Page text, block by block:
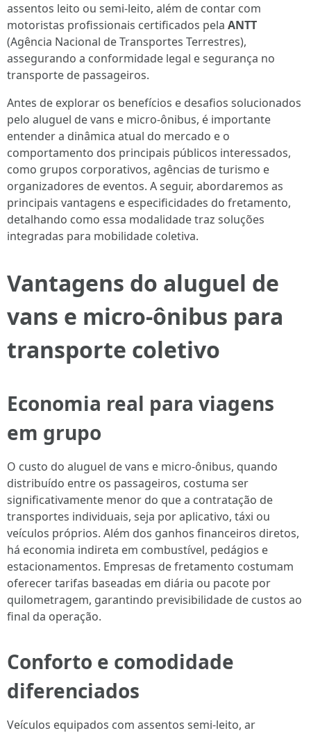
assentos leito ou semi-leito, além de contar com
motoristas profissionais certificados pela ANTT
(Agência Nacional de Transportes Terrestres),
assegurando a conformidade legal e segurança no
transporte de passageiros.
Antes de explorar os benefícios e desafios solucionados
pelo aluguel de vans e micro-ônibus, é importante
entender a dinâmica atual do mercado e o
comportamento dos principais públicos interessados,
como grupos corporativos, agências de turismo e
organizadores de eventos. A seguir, abordaremos as
principais vantagens e especificidades do fretamento,
detalhando como essa modalidade traz soluções
integradas para mobilidade coletiva.
Vantagens do aluguel de
vans e micro-ônibus para
transporte coletivo
Economia real para viagens
em grupo
O custo do aluguel de vans e micro-ônibus, quando
distribuído entre os passageiros, costuma ser
significativamente menor do que a contratação de
transportes individuais, seja por aplicativo, táxi ou
veículos próprios. Além dos ganhos financeiros diretos,
há economia indireta em combustível, pedágios e
estacionamentos. Empresas de fretamento costumam
oferecer tarifas baseadas em diária ou pacote por
quilometragem, garantindo previsibilidade de custos ao
final da operação.
Conforto e comodidade
diferenciados
Veículos equipados com assentos semi-leito, ar